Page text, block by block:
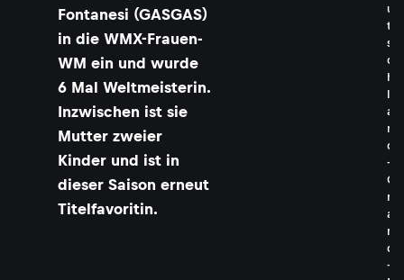
Fontanesi (GASGAS)
in die WMX-Frauen-
WM ein und wurde
6 Mal Weltmeisterin.
Inzwischen ist sie
Mutter zweier
Kinder und ist in
dieser Saison erneut
Titelfavoritin.
u
t
s
c
h
l
a
n
d
-
G
r
a
n
d
-